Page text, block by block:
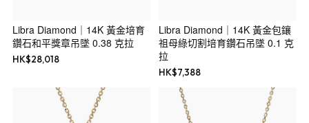
Libra Diamond｜14K 黃金培育
鑽石和平獎章吊墜 0.38 克拉
HK$28,018
Libra Diamond｜14K 黃金包鑲
祖母綠切割培育鑽石吊墜 0.1 克
拉
HK$7,388